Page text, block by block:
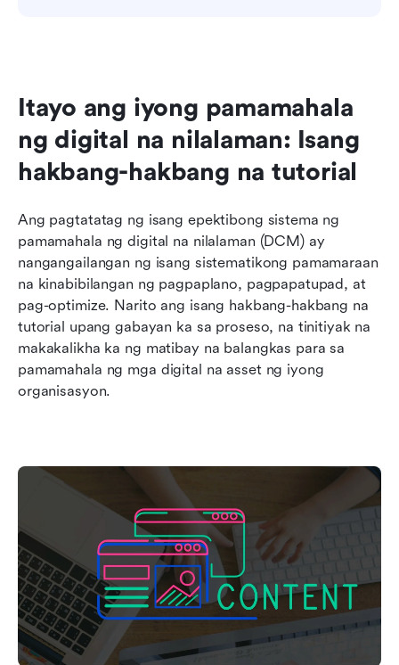
Itayo ang iyong pamamahala
ng digital na nilalaman: Isang
hakbang-hakbang na tutorial
Ang pagtatatag ng isang epektibong sistema ng
pamamahala ng digital na nilalaman (DCM) ay
nangangailangan ng isang sistematikong pamamaraan
na kinabibilangan ng pagpaplano, pagpapatupad, at
pag-optimize. Narito ang isang hakbang-hakbang na
tutorial upang gabayan ka sa proseso, na tinitiyak na
makakalikha ka ng matibay na balangkas para sa
pamamahala ng mga digital na asset ng iyong
organisasyon.